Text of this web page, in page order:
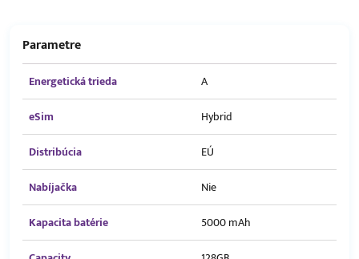
Parametre
Energetická trieda
A
eSim
Hybrid
Distribúcia
EÚ
Nabíjačka
Nie
Kapacita batérie
5000 mAh